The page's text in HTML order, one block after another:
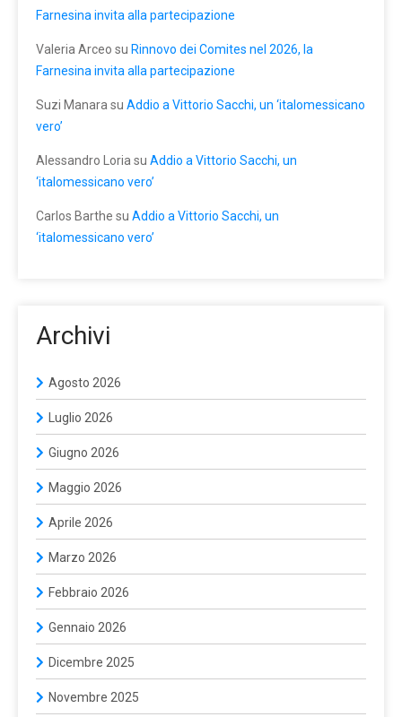
Farnesina invita alla partecipazione
Valeria Arceo su Rinnovo dei Comites nel 2026, la
Farnesina invita alla partecipazione
Suzi Manara su Addio a Vittorio Sacchi, un ‘italomessicano
vero’
Alessandro Loria su Addio a Vittorio Sacchi, un
‘italomessicano vero’
Carlos Barthe su Addio a Vittorio Sacchi, un
‘italomessicano vero’
Archivi
Agosto 2026
Luglio 2026
Giugno 2026
Maggio 2026
Aprile 2026
Marzo 2026
Febbraio 2026
Gennaio 2026
Dicembre 2025
Novembre 2025